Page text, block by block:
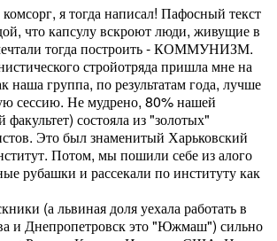
я тогда написал! Пафосный текст
что капсулу вскроют люди, живущие в
тогда построить - КОММУНИЗМ.
стройотряда пришла мне на
наша группа, по результатам года, лучше
сессию. Не мудрено, 80% нашей
состояла из "золотых"
Это был знаменитый Харьковский
Потом, мы пошили себе из алого
рубашки и рассекали по институту как
(а львиная доля уехала работать в
и Днепропетровск это "Южмаш") сильно